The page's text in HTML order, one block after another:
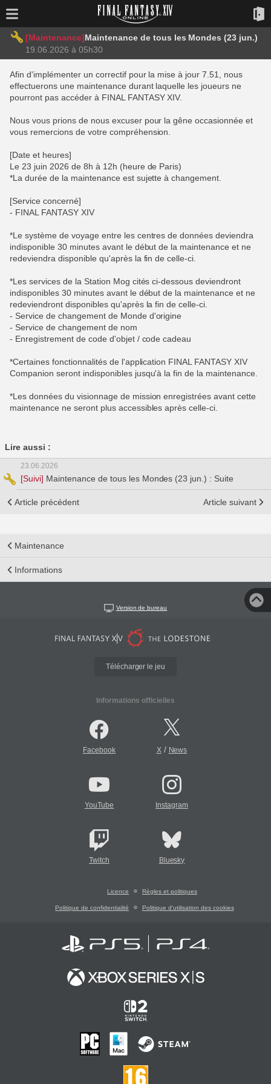
[Maintenance]Maintenance de tous les Mondes (23 jun.)
19.06.2026 à 05h30
Afin d'implémenter un correctif pour la mise à jour 7.51, nous
effectuerons une maintenance durant laquelle les joueurs ne
pourront pas accéder à FINAL FANTASY XIV.
Nous vous prions de nous excuser pour la gêne occasionnée et
vous remercions de votre compréhension.
[Date et heures]
Le 23 juin 2026 de 8h à 12h (heure de Paris)
*La durée de la maintenance est sujette à changement.
[Service concerné]
- FINAL FANTASY XIV
*Le système de voyage entre les centres de données deviendra
indisponible 30 minutes avant le début de la maintenance et ne
redeviendra disponible qu'après la fin de celle-ci.
*Les services de la Station Mog cités ci-dessous deviendront
indisponibles 30 minutes avant le début de la maintenance et ne
redeviendront disponibles qu'après la fin de celle-ci.
- Service de changement de Monde d'origine
- Service de changement de nom
- Enregistrement de code d'objet / code cadeau
*Certaines fonctionnalités de l'application FINAL FANTASY XIV
Companion seront indisponibles jusqu'à la fin de la maintenance.
*Les données du visionnage de mission enregistrées avant cette
maintenance ne seront plus accessibles après celle-ci.
Lire aussi :
23.06.2026
[Suivi] Maintenance de tous les Mondes (23 jun.) : Suite
Article précédent Article suivant
Maintenance
Informations
Version de bureau
Télécharger le jeu
Informations officielles
Facebook X/ News
YouTube Instagram
Twitch Bluesky
Licence Règles et politiques
Politique de confidentialité Politique d'utilisation des cookies